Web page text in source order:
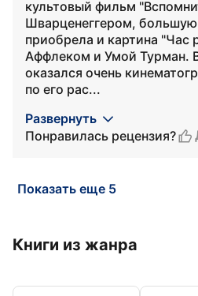
культовый фильм
Шварценеггером, большую
приобрела и картина "Час
Аффлеком и Умой Турман.
оказался очень
по его рас...
Развернуть
Понравилась рецензия?
Показать еще 5
Книги из жанра